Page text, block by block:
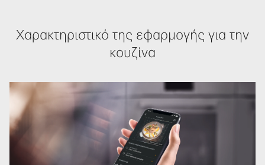
Χαρακτηριστικό της εφαρμογής για την
κουζίνα